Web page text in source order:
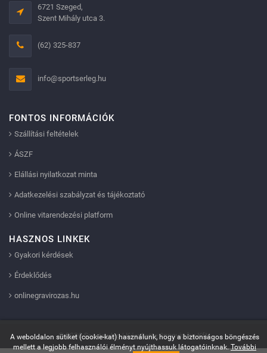
6721 Szeged,
Szent Mihály utca 3.
(62) 325-837
info@sportserleg.hu
FONTOS INFORMÁCIÓK
Szállítási feltételek
ÁSZF
Elállási nyilatkozat minta
Adatkezelési szabályzat és tájékoztató
Online vitarendezési platform
HASZNOS LINKEK
Gyakori kérdések
Érdeklődés
onlinegravirozas.hu
© 2026 Sportserleg | Készítette:Innovip.hu Kft.
A weboldalon sütiket (cookie-kat) használunk, hogy a biztonságos böngészés
mellett a legjobb felhasználói élményt nyújthassuk látogatóinknak.További